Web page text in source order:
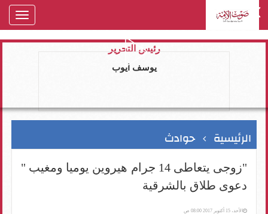
رئيس التحرير
يوسف ايوب
الرئيسية حوادث
"زوجى يتعاطى 14 جرام هيروين يوميا ومغيب "
دعوى طلاق بالشرقية
الأحد، 15 أكتوبر 2017 08:00 ص